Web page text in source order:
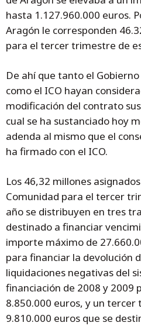
hasta 1.127.960.000 euros.
Aragón le corresponden
para el tercer trimestre de
De ahí que tanto el
como el ICO hayan
modificación del contrato
cual se ha sustanciado hoy
adenda al mismo que el
ha firmado con el ICO.
Los 46,32 millones
Comunidad para el tercer
año se distribuyen en tres
destinado a financiar
importe máximo de
para financiar la devolución
liquidaciones negativas del
financiación de 2008 y 2009
8.850.000 euros, y un tercer
9.810.000 euros que se